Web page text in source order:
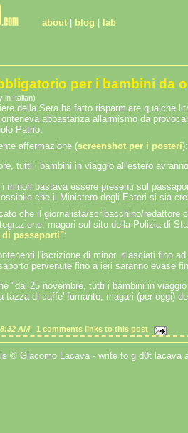
about blog lab
per i bambini da
in Italian)
della Sera ha fatto risparmiare qualche
abbastanza allarmismo da
Patrio.
affermazione (screenshot per i posteri):
tutti i bambini in viaggio all'estero
minori bastava essere presenti sul
che il Ministero degli Esteri si sia
che il giornalista/scribacchino/redattore
magari sul sito della Polizia di
passaporti":
l'iscrizione di minori rilasciati fino
pervenute fino a ieri saranno evase
"dal 25 novembre, tutti i bambini in
tazza di caffe' fumante, magari (per oggi)
8:32 AM 1 comments links to this post
© Giacomo Lacava - write to g d0t lacava